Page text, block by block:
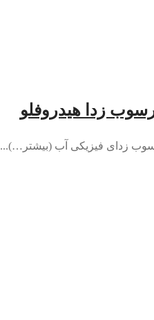
زدا هیدروفلو
زدای فیزیکی آب (بیشتر…)...